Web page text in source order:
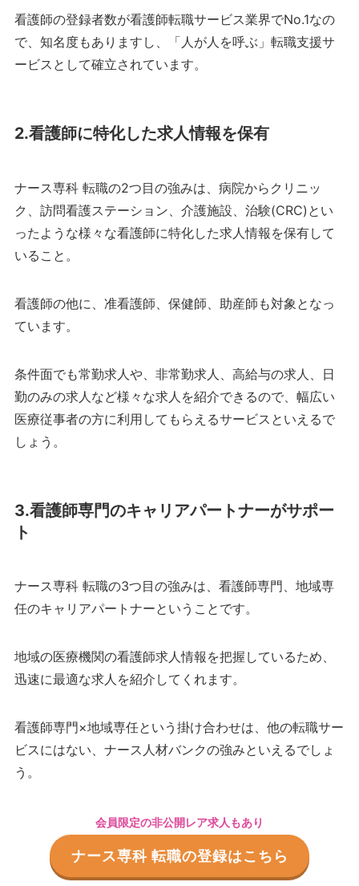
看護師の登録者数が看護師転職サービス業界でNo.1なの
で、知名度もありますし、「人が人を呼ぶ」転職支援サ
ービスとして確立されています。
2.看護師に特化した求人情報を保有
ナース専科 転職の2つ目の強みは、病院からクリニッ
ク、訪問看護ステーション、介護施設、治験(CRC)とい
ったような様々な看護師に特化した求人情報を保有して
いること。
看護師の他に、准看護師、保健師、助産師も対象となっ
ています。
条件面でも常勤求人や、非常勤求人、高給与の求人、日
勤のみの求人など様々な求人を紹介できるので、幅広い
医療従事者の方に利用してもらえるサービスといえるで
しょう。
3.看護師専門のキャリアパートナーがサポー
ト
ナース専科 転職の3つ目の強みは、看護師専門、地域専
任のキャリアパートナーということです。
地域の医療機関の看護師求人情報を把握しているため、
迅速に最適な求人を紹介してくれます。
看護師専門×地域専任という掛け合わせは、他の転職サー
ビスにはない、ナース人材バンクの強みといえるでしょ
う。
会員限定の非公開レア求人もあり
ナース専科 転職の登録はこちら